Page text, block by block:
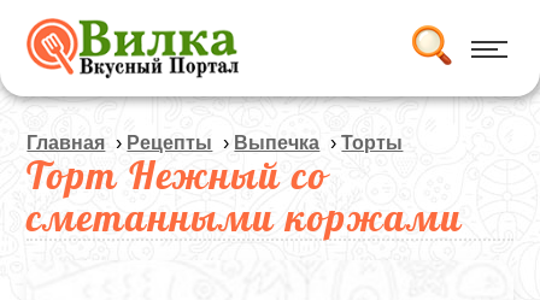
Главная › Рецепты › Выпечка ›Торты
Торт Нежный со
сметанными коржами